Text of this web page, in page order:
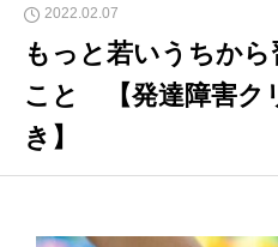
2022.02.07
もっと若いうちか
こと 【発達障害ク
き】